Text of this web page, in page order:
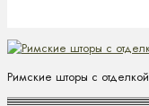
Римские шторы с